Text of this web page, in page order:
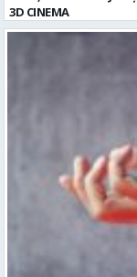
Plaukstas locītavas